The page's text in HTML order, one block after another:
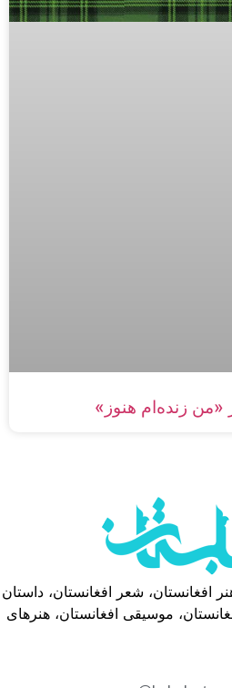
«من زنده‌ام هنوز»
افغانستان، شعر افغانستان، داستان
موسیقی افغانستان، هنرهای